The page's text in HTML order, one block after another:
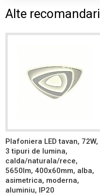
Alte recomandari
Plafoniera LED tavan, 72W,
3 tipuri de lumina,
calda/naturala/rece,
5650lm, 400x60mm, alba,
asimetrica, moderna,
aluminiu, IP20